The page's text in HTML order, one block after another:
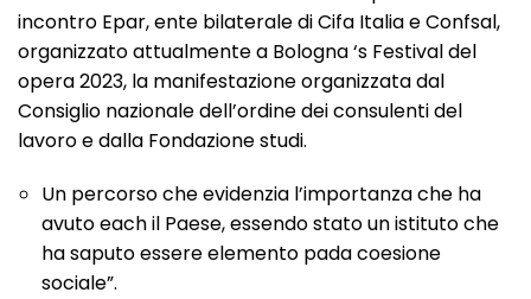
incontro Epar, ente bilaterale di Cifa Italia e Confsal,
organizzato attualmente a Bologna ‘s Festival del
opera 2023, la manifestazione organizzata dal
Consiglio nazionale dell’ordine dei consulenti del
lavoro e dalla Fondazione studi.
Un percorso che evidenzia l’importanza che ha
avuto each il Paese, essendo stato un istituto che
ha saputo essere elemento pada coesione
sociale”.